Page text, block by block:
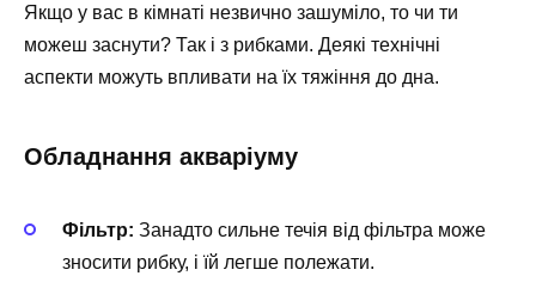
Якщо у вас в кімнаті незвично зашуміло, то чи ти
можеш заснути? Так і з рибками. Деякі технічні
аспекти можуть впливати на їх тяжіння до дна.
Обладнання акваріуму
Фільтр: Занадто сильне течія від фільтра може
зносити рибку, і їй легше полежати.